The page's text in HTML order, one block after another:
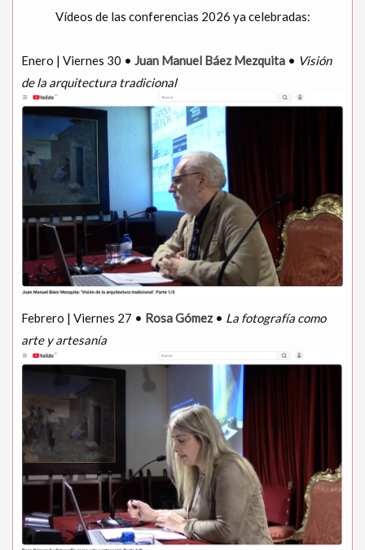
Vídeos de las conferencias 2026 ya celebradas:
Enero | Viernes 30 • Juan Manuel Báez Mezquita • Visión
de la arquitectura tradicional
Febrero | Viernes 27 • Rosa Gómez• La fotografía como
arte y artesanía